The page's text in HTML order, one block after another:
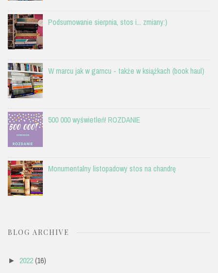
Podsumowanie sierpnia, stos i... zmiany:)
W marcu jak w garncu - także w książkach (book haul)
500 000 wyświetleń! ROZDANIE
Monumentalny listopadowy stos na chandrę
BLOG ARCHIVE
► 2022(16)